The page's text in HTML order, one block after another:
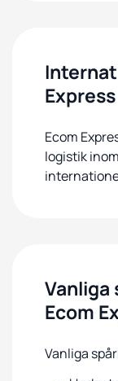
Express
Ecom
logistik
Ecom
Vanliga